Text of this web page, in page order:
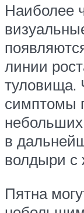
Наиболее
линии
туловища.
симптомы
в
волдыри с
Пятна